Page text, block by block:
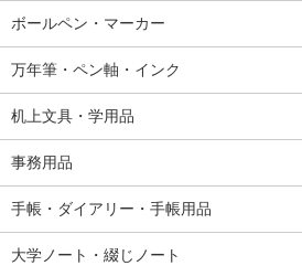
ボールペン・マーカー
万年筆・ペン軸・インク
机上文具・学用品
事務用品
手帳・ダイアリー・手帳用品
大学ノート・綴じノート